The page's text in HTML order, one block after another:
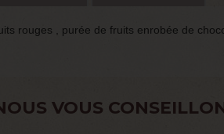
rouges , purée de fruits enrobée de
VOUS